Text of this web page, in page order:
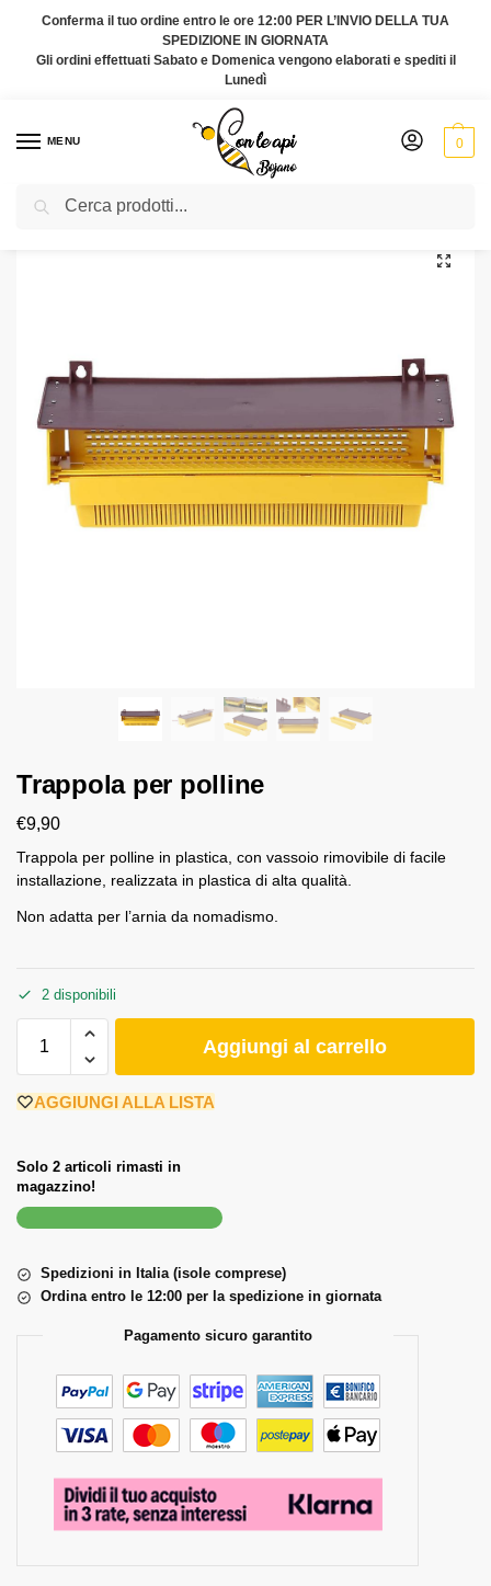
Conferma il tuo ordine entro le ore 12:00 PER L’INVIO DELLA TUA
SPEDIZIONE IN GIORNATA
Gli ordini effettuati Sabato e Domenica vengono elaborati e spediti il
Lunedì
MENU 0
Home Accessori per l'arnia
Trappola per polline
€9,90
Trappola per polline in plastica, con vassoio rimovibile di facile
installazione, realizzata in plastica di alta qualità.
Non adatta per l’arnia da nomadismo.
2 disponibili
Aggiungi al carrello
AGGIUNGI ALLA LISTA
Solo 2 articoli rimasti in
magazzino!
Spedizioni in Italia (isole comprese)
Ordina entro le 12:00 per la spedizione in giornata
Pagamento sicuro garantito